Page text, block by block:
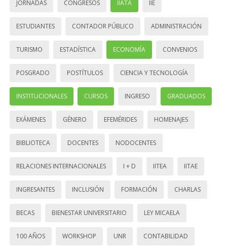
JORNADAS CONGRESOS IIATA IIE
ESTUDIANTES CONTADOR PÚBLICO ADMINISTRACIÓN
TURISMO ESTADÍSTICA ECONOMÍA CONVENIOS
POSGRADO POSTÍTULOS CIENCIA Y TECNOLOGÍA
INSTITUCIONALES CURSOS INGRESO GRADUADOS
EXÁMENES GÉNERO EFEMÉRIDES HOMENAJES
BIBLIOTECA DOCENTES NODOCENTES
RELACIONES INTERNACIONALES I + D IITEA IITAE
INGRESANTES INCLUSIÓN FORMACIÓN CHARLAS
BECAS BIENESTAR UNIVERSITARIO LEY MICAELA
100 AÑOS WORKSHOP UNR CONTABILIDAD